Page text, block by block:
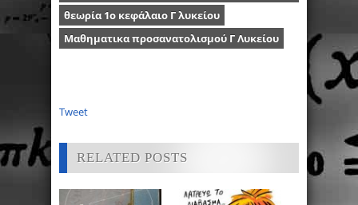
θεωρία 1ο κεφάλαιο Γ λυκείου
Μαθηματικα προσανατολισμού Γ Λυκείου
Tweet
RELATED POSTS